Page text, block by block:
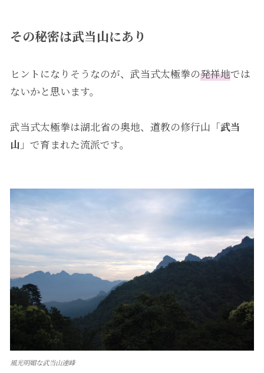
その秘密は武当山にあり
ヒントになりそうなのが、武当式太極拳の発祥地では
ないかと思います。
武当式太極拳は湖北省の奥地、道教の修行山「武当
山 」で育まれた流派です。
風光明媚な武当山連峰